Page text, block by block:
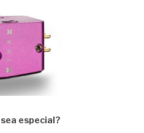
especial?